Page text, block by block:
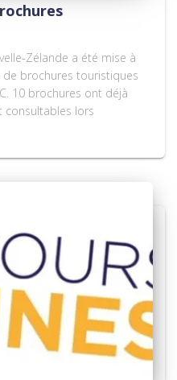
Zélande a été mise à
de brochures touristiques
10 brochures ont déjà
consultables lors